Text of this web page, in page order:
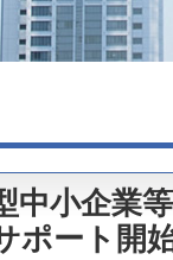
中小企業
ポート開